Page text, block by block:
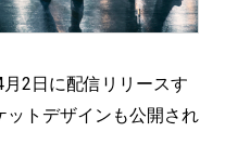
2日に配信リリースす
ットデザインも公開され